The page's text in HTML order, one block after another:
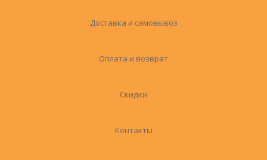
Доставка и самовывоз
Оплата и возврат
Скидки
Контакты